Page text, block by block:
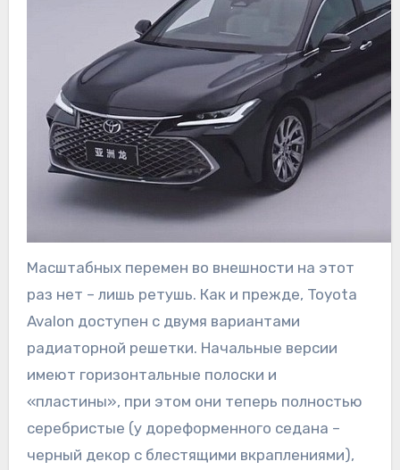
Масштабных перемен во внешности на этот
раз нет – лишь ретушь. Как и прежде, Toyota
Avalon доступен с двумя вариантами
радиаторной решетки. Начальные версии
имеют горизонтальные полоски и
«пластины», при этом они теперь полностью
серебристые (у дореформенного седана –
черный декор с блестящими вкраплениями),